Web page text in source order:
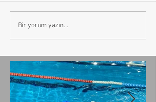
Bir yorum yazın...